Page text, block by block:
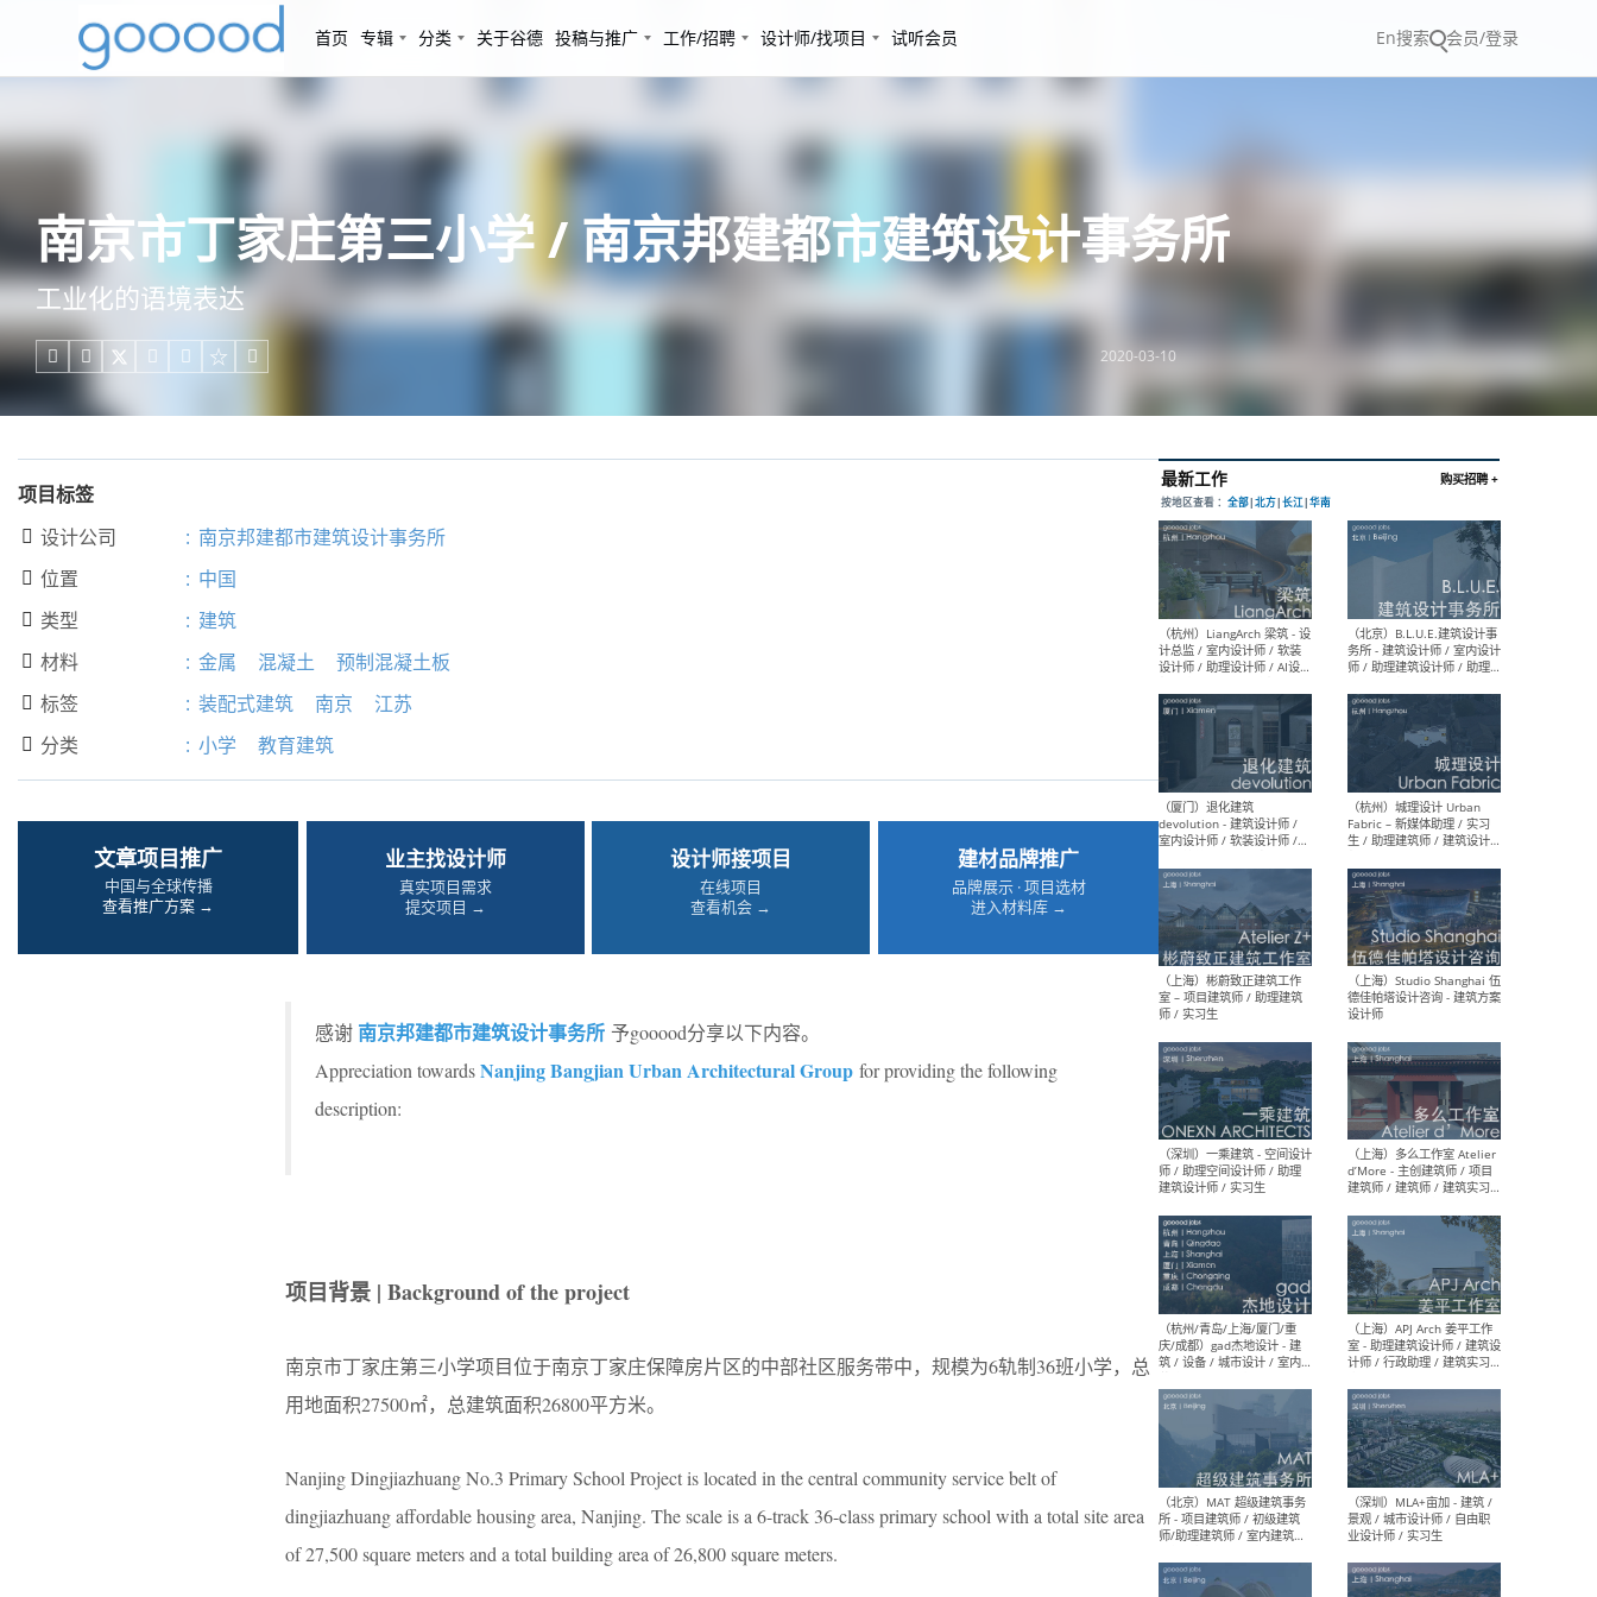
首页 专辑 分类 关于谷德 投稿与推广 工作/招聘 设计师/找项目 试听会员 En搜索 会员/登录
南京市丁家庄第三小学 / 南京邦建都市建筑设计事务所
工业化的语境表达
     2020-03-10
项目标签
 设计公司 : 南京邦建都市建筑设计事务所
 位置 : 中国
 类型 : 建筑
 材料 : 金属 混凝土 预制混凝土板
 标签 : 装配式建筑 南京 江苏
 分类 : 小学 教育建筑
文章项目推广
中国与全球传播
查看推广方案 →
业主找设计师
真实项目需求
提交项目 →
设计师接项目
在线项目
查看机会 →
建材品牌推广
品牌展示 · 项目选材
进入材料库 →
感谢 南京邦建都市建筑设计事务所 予gooood分享以下内容。
Appreciation towardsNanjing Bangjian Urban Architectural Group for providing the following
description:
项目背景 | Background of the project
南京市丁家庄第三小学项目位于南京丁家庄保障房片区的中部社区服务带中，规模为6轨制36班小学，总
用地面积27500㎡，总建筑面积26800平方米。
Nanjing Dingjiazhuang No.3 Primary School Project is located in the central community service belt of
dingjiazhuang affordable housing area, Nanjing. The scale is a 6-track 36-class primary school with a total site area
of 27,500 square meters and a total building area of 26,800 square meters.
最新工作
全部 |北方 |长江
（杭州）LiangArch 梁筑 - 设
计总监 / 室内设计师 / 软装
设计师 / 助理设计师 / AI设计
师 / 施工图深化设计师 / 品
牌商务总助
（厦门）退化建筑
devolution - 建筑设计师 /
室内设计师 / 软装设计师 /
项目统筹 / 合伙人助理
（上海）彬蔚致正建筑工作
室 – 项目建筑师 / 助理建筑
师 / 实习生
（深圳）一乘建筑 - 空间设计
师 / 助理空间设计师 / 助理
（杭州/青岛/上海/厦门/重
庆/成都）gad杰地设计 - 建
筑 / 设备 / 城市设计 / 室内 /